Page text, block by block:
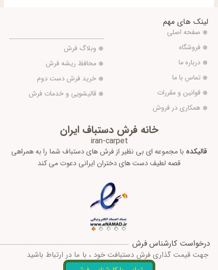
لینک های مهم
صفحه اصلی
فروشگاه
درباره ما
تماس با ما
قوانین و مقررات
همکاری در فروش
وبلاگ فرش
محافظ ریشه فرش
خرید فرش دست دوم
قالیشویی و خدمات فرش
خانه فرش دستباف ایران
iran-carpet
قالیکده با مجموعه ای بی نظیر از فرش های دستباف شما را به همراهی
قصه لطیف دست های دختران ایرانی دعوت می کند
درخواست کارشناس فرش
جهت قیمت گذاری فرش دستبافت خود ، با ما در ارتباط باشید